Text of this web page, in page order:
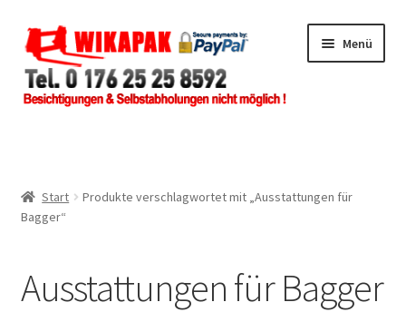
Zur
Navigation
springen
Zum
Inhalt
springen
Menü
Händlerbereich
Impressum
Start
Produkte verschlagwortet mit „Ausstattungen für
Bagger“
Ausstattungen für Bagger